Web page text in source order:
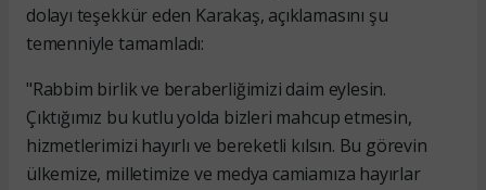
dolayı teşekkür eden Karakaş, açıklamasını şu
temenniyle tamamladı:
"Rabbim birlik ve beraberliğimizi daim eylesin.
Çıktığımız bu kutlu yolda bizleri mahcup etmesin,
hizmetlerimizi hayırlı ve bereketli kılsın. Bu görevin
ülkemize, milletimize ve medya camiamıza hayırlar